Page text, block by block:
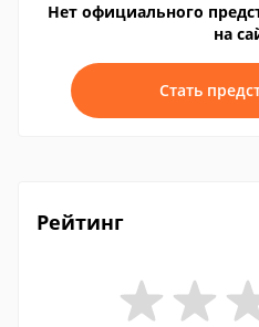
Нет официального
на
Стать
Рейтинг